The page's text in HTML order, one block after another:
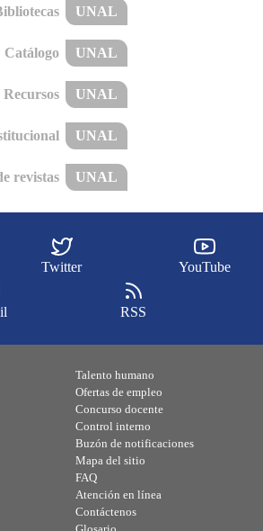
UNAL
Catálogo UNAL
Recursos UNAL
UNAL
revistas UNAL
Twitter YouTube
RSS
Talento humano
Ofertas de empleo
Concurso docente
Control interno
Buzón de notificaciones
Mapa del sitio
FAQ
Atención en línea
Contáctenos